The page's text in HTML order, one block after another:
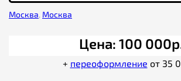
Москва, Москва
Цена: 100
+ переоформление от 35